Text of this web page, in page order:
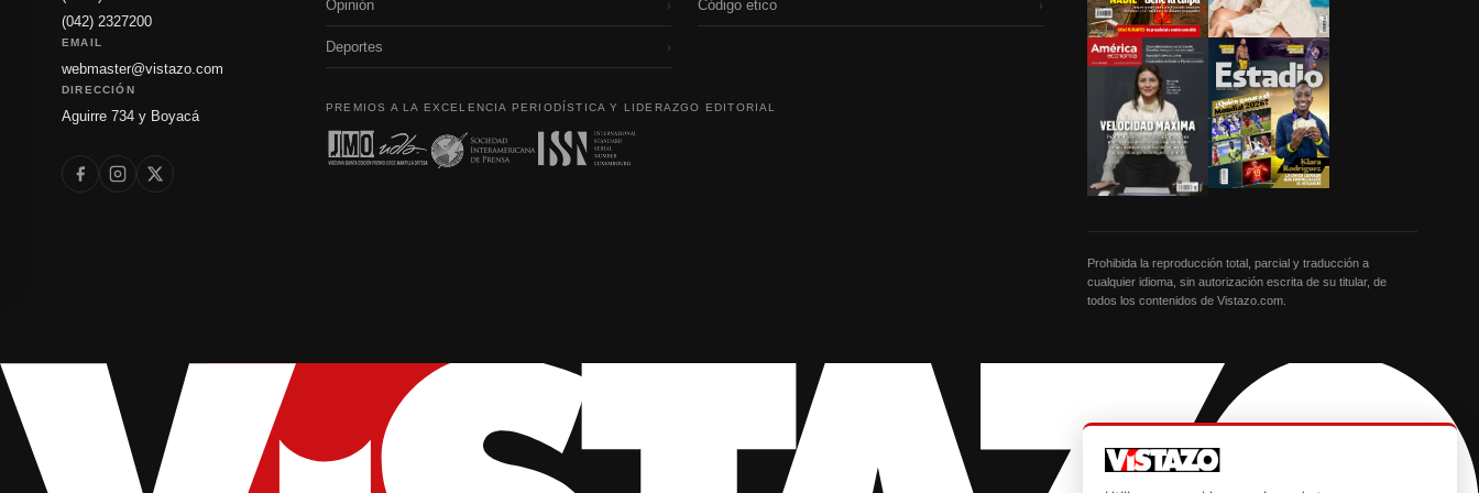
(042) 2327200
EMAIL
webmaster@vistazo.com
DIRECCIÓN
Aguirre 734 y Boyacá
Opinión ›
Deportes ›
Código etico ›
PREMIOS A LA EXCELENCIA PERIODÍSTICA Y LIDERAZGO EDITORIAL
Prohibida la reproducción total, parcial y traducción a
cualquier idioma, sin autorización escrita de su titular, de
todos los contenidos de Vistazo.com.